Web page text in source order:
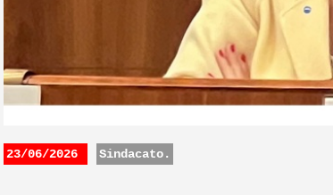
23/06/2026 Sindacato.